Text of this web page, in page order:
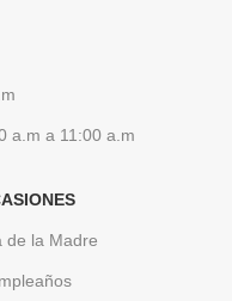
a.m a 11:00 a.m
de la Madre